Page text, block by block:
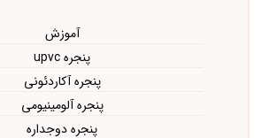
آموزش
پنجره upvc
پنجره آکاردئونی
پنجره آلومینیومی
پنجره دوجداره